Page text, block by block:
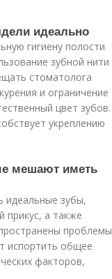
идеально
гигиену полости
зубной нити
стоматолога
и ограничение
цвет зубов.
укреплению
мешают иметь
идеальные зубы,
а также
проблемы
испортить общее
факторов,